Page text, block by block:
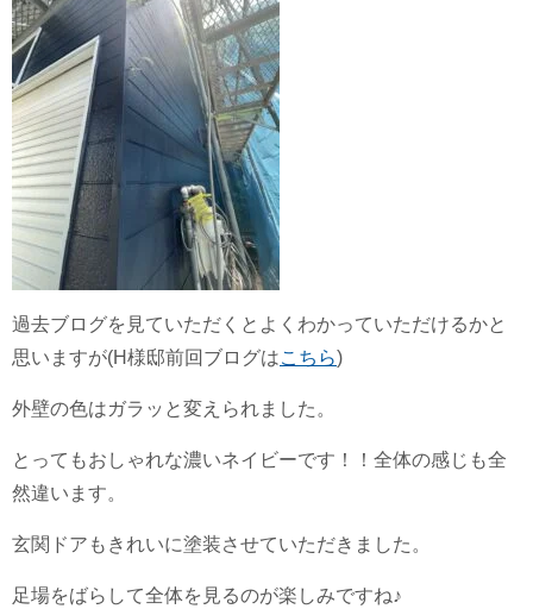
過去ブログを見ていただくとよくわかっていただけるかと
思いますが(H様邸前回ブログはこちら)
外壁の色はガラッと変えられました。
とってもおしゃれな濃いネイビーです！！全体の感じも全
然違います。
玄関ドアもきれいに塗装させていただきました。
足場をばらして全体を見るのが楽しみですね♪